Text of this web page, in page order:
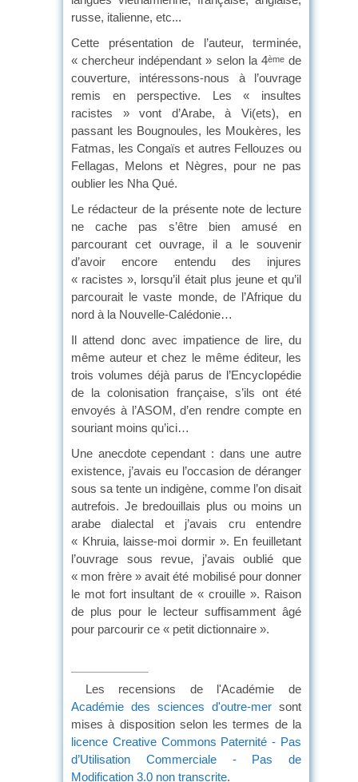
russe, italienne, etc...
Cette présentation de l’auteur, terminée,
« chercheur indépendant » selon la 4èmede
couverture, intéressons-nous à l’ouvrage
remis en perspective. Les « insultes
racistes » vont d’Arabe, à Vi(ets), en
passant les Bougnoules, les Moukères, les
Fatmas, les Congaïs et autres Fellouzes ou
Fellagas, Melons et Nègres, pour ne pas
oublier les Nha Qué.
Le rédacteur de la présente note de lecture
ne cache pas s’être bien amusé en
parcourant cet ouvrage, il a le souvenir
d’avoir encore entendu des injures
« racistes », lorsqu’il était plus jeune et qu’il
parcourait le vaste monde, de l’Afrique du
nord à la Nouvelle-Calédonie…
Il attend donc avec impatience de lire, du
même auteur et chez le même éditeur, les
trois volumes déjà parus de l’Encyclopédie
de la colonisation française, s’ils ont été
envoyés à l’ASOM, d’en rendre compte en
souriant moins qu’ici…
Une anecdote cependant : dans une autre
existence, j’avais eu l’occasion de déranger
sous sa tente un indigène, comme l’on disait
autrefois. Je bredouillais plus ou moins un
arabe dialectal et j’avais cru entendre
« Khruia, laisse-moi dormir ». En feuilletant
l’ouvrage sous revue, j’avais oublié que
« mon frère » avait été mobilisé pour donner
le mot fort insultant de « crouille ». Raison
de plus pour le lecteur suffisamment âgé
pour parcourir ce « petit dictionnaire ».
Les recensions de l'Académie de
Académie des sciences d'outre-mer sont
mises à disposition selon les termes de la
licence Creative Commons Paternité - Pas
d’Utilisation Commerciale - Pas de
Modification 3.0 non transcrite.